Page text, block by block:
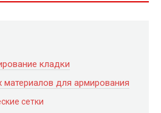
кладки
для армирования
сетки